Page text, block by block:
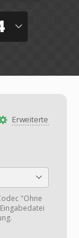
Erweiterte
"Ohne